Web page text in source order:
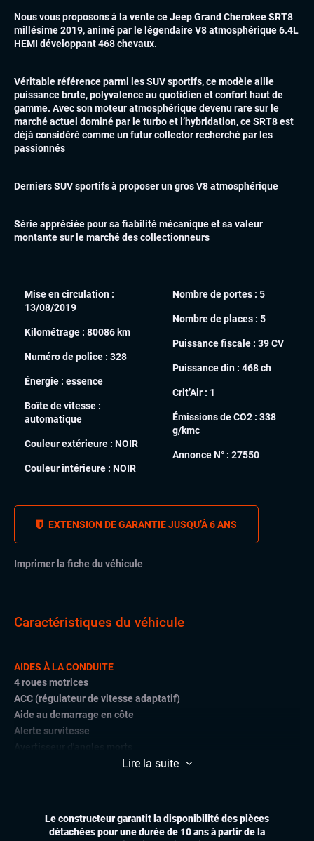
Nous vous proposons à la vente ce Jeep Grand Cherokee SRT8
millésime 2019, animé par le légendaire V8 atmosphérique 6.4L
HEMI développant 468 chevaux.
Véritable référence parmi les SUV sportifs, ce modèle allie
puissance brute, polyvalence au quotidien et confort haut de
gamme. Avec son moteur atmosphérique devenu rare sur le
marché actuel dominé par le turbo et l’hybridation, ce SRT8 est
déjà considéré comme un futur collector recherché par les
passionnés
Derniers SUV sportifs à proposer un gros V8 atmosphérique
Série appréciée pour sa fiabilité mécanique et sa valeur
montante sur le marché des collectionneurs
Mise en circulation :
13/08/2019
Kilométrage : 80086 km
Numéro de police : 328
Énergie : essence
Boîte de vitesse :
automatique
Couleur extérieure : NOIR
Couleur intérieure : NOIR
Nombre de portes : 5
Nombre de places : 5
Puissance fiscale : 39 CV
Puissance din : 468 ch
Crit’Air : 1
Émissions de CO2 : 338
g/kmc
Annonce N° : 27550
EXTENSION DE GARANTIE JUSQU’À 6 ANS
Imprimer la fiche du véhicule
Caractéristiques du véhicule
AIDES À LA CONDUITE
4 roues motrices
ACC (régulateur de vitesse adaptatif)
Aide au demarrage en côte
Alerte survitesse
Avertisseur d'angles morts
Avertisseur de franchissement de lignes
Lane assist (maintien de voie)
Park Assist
Lire la suite
Le constructeur garantit la disponibilité des pièces
détachées pour une durée de 10 ans à partir de la